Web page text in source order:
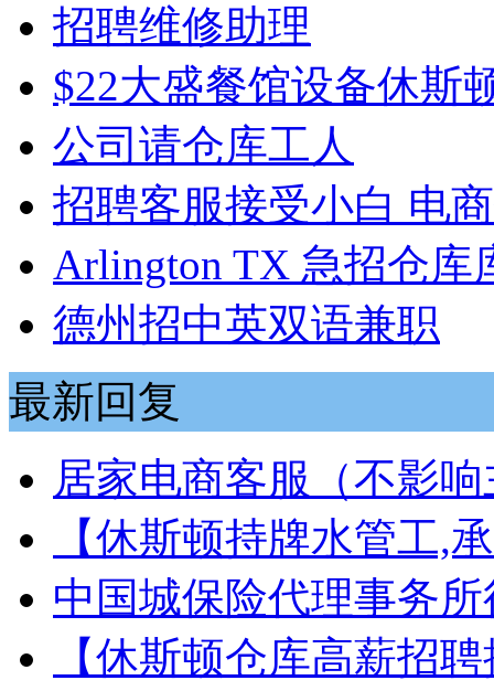
招聘维修助理
$22大盛餐馆设备休斯
公司请仓库工人
招聘客服接受小白 电
Arlington TX 急招仓库
德州招中英双语兼职
最新回复
居家电商客服（不影
【休斯顿持牌水管工,
中国城保险代理事务
【休斯顿仓库高薪招